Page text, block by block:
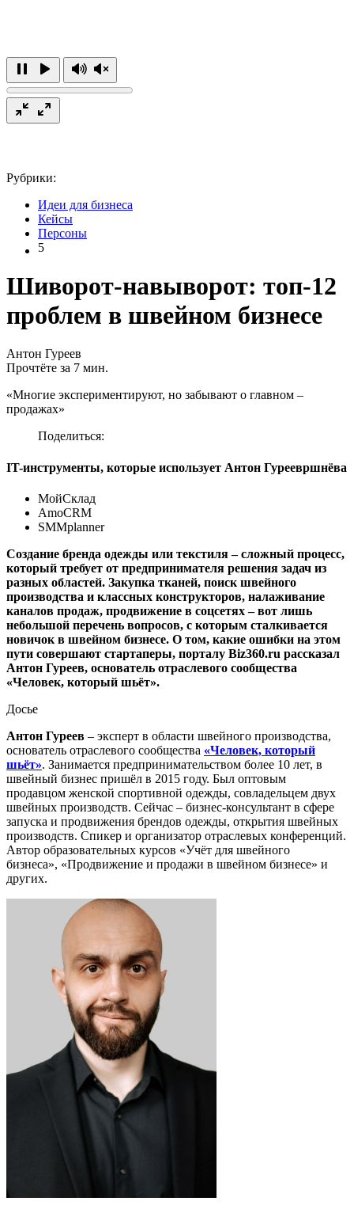
Рубрики:
Идеи для бизнеса
Кейсы
Персоны
5
Шиворот-навыворот: топ-12
проблем в швейном бизнесе
Антон Гуреев
Прочтёте за 7 мин.
«Многие экспериментируют, но забывают о главном –
продажах»
Поделиться:
IT-инструменты, которые использует Антон Гуреевршнёва
МойСклад
AmoCRM
SMMplanner
Создание бренда одежды или текстиля – сложный процесс,
который требует от предпринимателя решения задач из
разных областей. Закупка тканей, поиск швейного
производства и классных конструкторов, налаживание
каналов продаж, продвижение в соцсетях – вот лишь
небольшой перечень вопросов, с которым сталкивается
новичок в швейном бизнесе. О том, какие ошибки на этом
пути совершают стартаперы, порталу Biz360.ru рассказал
Антон Гуреев, основатель отраслевого сообщества
«Человек, который шьёт».
Досье
Антон Гуреев – эксперт в области швейного производства,
основатель отраслевого сообщества «Человек, который
шьёт». Занимается предпринимательством более 10 лет, в
швейный бизнес пришёл в 2015 году. Был оптовым
продавцом женской спортивной одежды, совладельцем двух
швейных производств. Сейчас – бизнес-консультант в сфере
запуска и продвижения брендов одежды, открытия швейных
производств. Спикер и организатор отраслевых конференций.
Автор образовательных курсов «Учёт для швейного
бизнеса», «Продвижение и продажи в швейном бизнесе» и
других.